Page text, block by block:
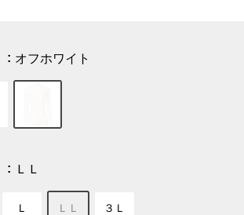
オフホワイト
ＬＬ
Ｌ ＬＬ ３Ｌ